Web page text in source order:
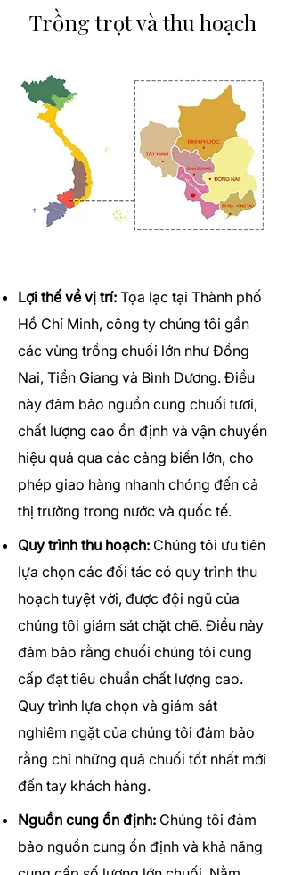
Trồng trọt và thu hoạch
Lợi thế về vị trí: Tọa lạc tại Thành phố
Hồ Chí Minh, công ty chúng tôi gần
các vùng trồng chuối lớn như Đồng
Nai, Tiền Giang và Bình Dương. Điều
này đảm bảo nguồn cung chuối tươi,
chất lượng cao ổn định và vận chuyển
hiệu quả qua các cảng biển lớn, cho
phép giao hàng nhanh chóng đến cả
thị trường trong nước và quốc tế.
Quy trình thu hoạch: Chúng tôi ưu tiên
lựa chọn các đối tác có quy trình thu
hoạch tuyệt vời, được đội ngũ của
chúng tôi giám sát chặt chẽ. Điều này
đảm bảo rằng chuối chúng tôi cung
cấp đạt tiêu chuẩn chất lượng cao.
Quy trình lựa chọn và giám sát
nghiêm ngặt của chúng tôi đảm bảo
rằng chỉ những quả chuối tốt nhất mới
đến tay khách hàng.
Nguồn cung ổn định: Chúng tôi đảm
bảo nguồn cung ổn định và khả năng